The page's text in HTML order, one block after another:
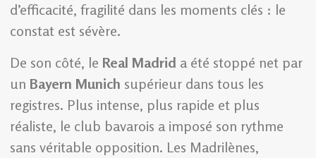
d’efficacité, fragilité dans les moments clés : le
constat est sévère.
De son côté, le Real Madrid a été stoppé net par
un Bayern Munich supérieur dans tous les
registres. Plus intense, plus rapide et plus
réaliste, le club bavarois a imposé son rythme
sans véritable opposition. Les Madrilènes,